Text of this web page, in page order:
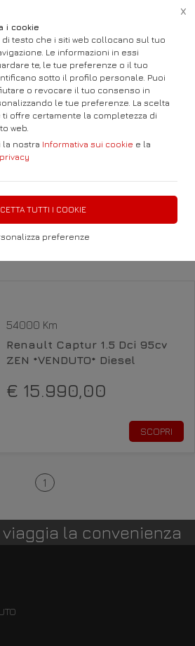
i cookie
testo che i siti web collocano sul tuo
Le informazioni in essi
te, le tue preferenze o il tuo
sotto il profilo personale. Puoi
o revocare il tuo consenso in
le tue preferenze. La scelta
offre certamente la completezza di
web.
la nostra Informativa sui cookie e la
TUTTI I COOKIE
preferenze
X
Renault Captur
parco troverete AUTO
54000 Km
Renault Captur 1.5 Dci 95cv
ZEN *VENDUTO* Diesel
€ 15.990,00
SCOPRI
1
la convenienza